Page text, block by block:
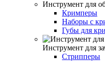
Инструмент для
Кримперы
Наборы с
Губы для
Инструмент для
Стрипперы